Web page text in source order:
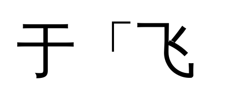
于「飞